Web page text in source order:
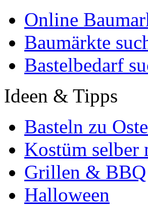
Online
Baumärkte
Bastelbedarf
Ideen & Tipps
Basteln zu
Kostüm selber
Grillen & BBQ
Halloween